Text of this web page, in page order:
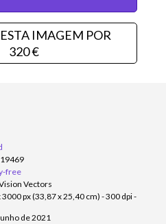
IMAGEM POR
320 €
free
Vectors
px (33,87 x 25,40 cm) - 300 dpi -
de 2021